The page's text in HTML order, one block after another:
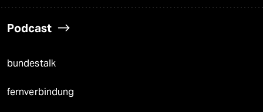
Podcast
bundestalk
fernverbindung